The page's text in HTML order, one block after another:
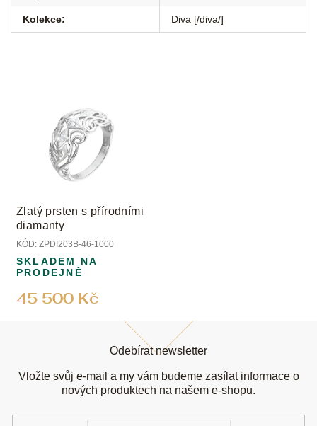
Kolekce: Diva [/diva/]
Zlatý prsten s přírodními
diamanty
KÓD: ZPDI203B-46-1000
45 500 Kč
SKLADEM NA
PRODEJNĚ
Odebírat newsletter
Vložte svůj e-mail a my vám budeme zasílat informace o
nových produktech na našem e-shopu.